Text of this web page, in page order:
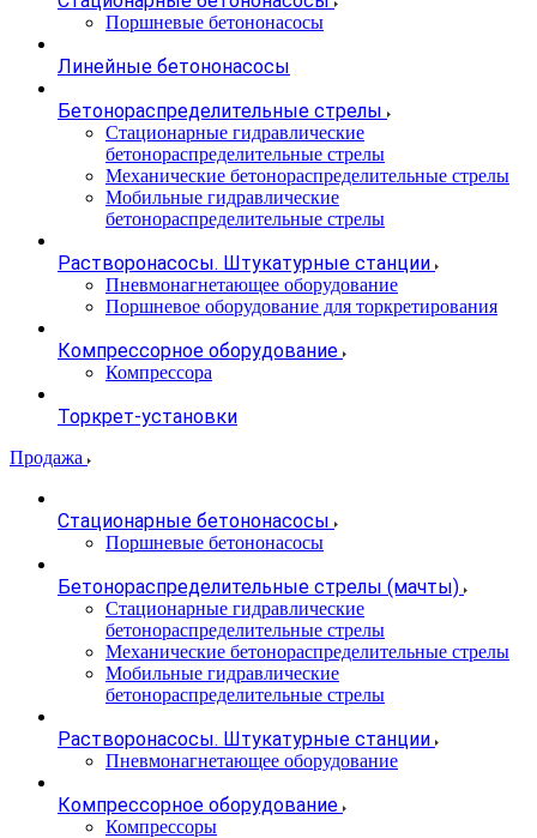
Поршневые бетононасосы
Линейные бетононасосы
Бетонораспределительные стрелы
Стационарные гидравлические
бетонораспределительные стрелы
Механические бетонораспределительные стрелы
Мобильные гидравлические
бетонораспределительные стрелы
Растворонасосы. Штукатурные станции
Пневмонагнетающее оборудование
Поршневое оборудование для торкретирования
Компрессорное оборудование
Компрессора
Торкрет-установки
Продажа
Стационарные бетононасосы
Поршневые бетононасосы
Бетонораспределительные стрелы (мачты)
Стационарные гидравлические
бетонораспределительные стрелы
Механические бетонораспределительные стрелы
Мобильные гидравлические
бетонораспределительные стрелы
Растворонасосы. Штукатурные станции
Пневмонагнетающее оборудование
Компрессорное оборудование
Компрессоры